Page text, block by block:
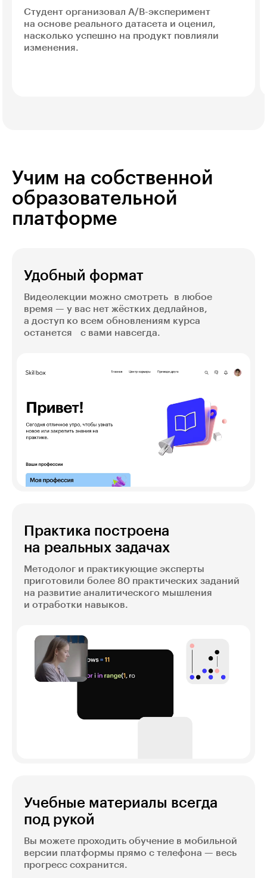
Студент организовал A/B-эксперимент
на основе реального датасета и оценил,
насколько успешно на продукт повлияли
изменения.
Учим на собственной
образовательной
платформе
Удобный формат
Видеолекции можно смотреть в любое
время — у вас нет жёстких дедлайнов,
а доступ ко всем обновлениям курса
останется с вами навсегда.
Практика построена
на реальных задачах
Методолог и практикующие эксперты
приготовили более 80 практических заданий
на развитие аналитического мышления
и отработки навыков.
Учебные материалы всегда
под рукой
Вы можете проходить обучение в мобильной
версии платформы прямо с телефона — весь
прогресс сохранится.